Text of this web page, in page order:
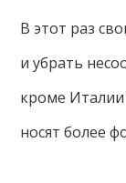
В этот раз
и убрать
кроме
носят более